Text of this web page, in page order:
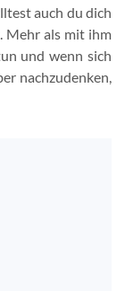
auch du dich
Mehr als mit ihm
und wenn sich
nachzudenken,